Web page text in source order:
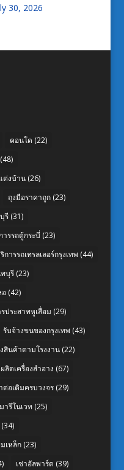
30, 2026
คอนโด (22)
(48)
ต่งบ้าน(26)
ถุงมือราคาถูก(23)
รี(31)
ารรถตู้กระบี่ (23)
การรถเทรลเลอร์กรุงเทพ (44)
บุรี(23)
(42)
ประสาทหูเสื่อม (29)
รับจ้างขนของกรุงเทพ (43)
สินค้าตามโรงงาน(22)
ลิตเครื่องสำอาง (67)
ต่อเติมครบวงจร(29)
ารีโนเวท (25)
(34)
มเหล็ก(23)
เช่าอัลพาร์ด (39)